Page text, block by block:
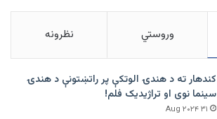
وروستي نظرونه
کندهار ته د هندۍ الوتکې پر راتښتونې د هندۍ
سینما نوی او تراژيديک فلم!
۳۱ Aug ۲۰۲۴